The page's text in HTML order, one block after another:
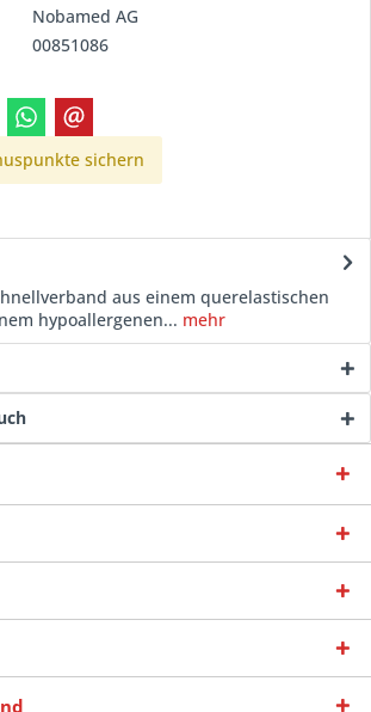
Nobamed AG
00851086
sichern
aus einem querelastischen
hypoallergenen... mehr